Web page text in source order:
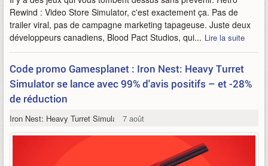
Rewind : Video Store Simulator, c'est exactement ça. Pas de
trailer viral, pas de campagne marketing tapageuse. Juste deux
développeurs canadiens, Blood Pact Studios, qui... Lire la suite
Code promo Gamesplanet : Iron Nest: Heavy Turret
Simulator se lance avec 99% d'avis positifs – et -28%
de réduction
Iron Nest: Heavy Turret Simulator7 août